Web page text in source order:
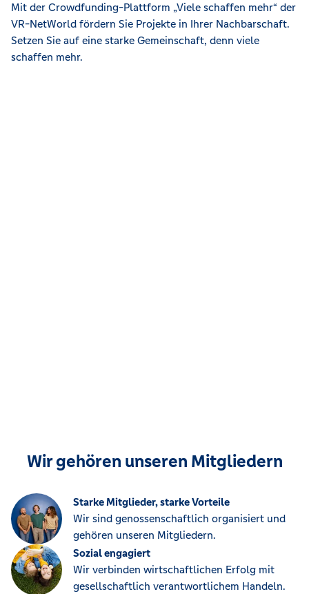
Mit der Crowdfunding-Plattform „Viele schaffen mehr“ der
VR-NetWorld fördern Sie Projekte in Ihrer Nachbarschaft.
Setzen Sie auf eine starke Gemeinschaft, denn viele
schaffen mehr.
Wir gehören unseren Mitgliedern
Starke Mitglieder, starke Vorteile
Wir sind genossenschaftlich organisiert und
gehören unseren Mitgliedern.
Sozial engagiert
Wir verbinden wirtschaftlichen Erfolg mit
gesellschaftlich verantwortlichem Handeln.